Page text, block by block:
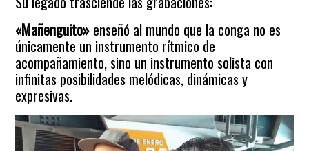
«Mañenguito» enseñó al mundo que la conga no es
únicamente un instrumento rítmico de
acompañamiento, sino un instrumento solista con
infinitas posibilidades melódicas, dinámicas y
expresivas.